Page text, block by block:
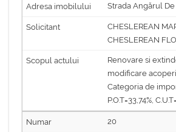
Strada Angărul De
CHESLEREAN
CHESLEREAN
Renovare si
modificare
Categoria de
P.O.T=33,74%,
20